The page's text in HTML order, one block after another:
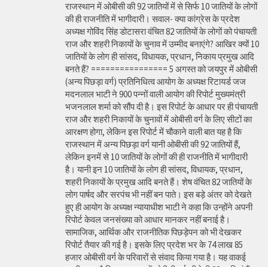
राजस्थान में ओबीसी की 92 जातियों में से सिर्फ 10 जातियों के लोगों
की ही राजनीति में भागीदारी। सवाल- क्या कांग्रेस के प्रदेश
अध्यक्ष गोविंद सिंह डोटासरा वंचित 82 जातियों के लोगों को पंचायती
राज और शहरी निकायों के चुनाव में उम्मीद बनाएंगे? आखिर क्यों 10
जातियों के लोग ही सांसद, विधायक, प्रधान, निकाय प्रमुख आदि
बनते हैं? ================ 5 अगस्त को जयपुर में ओबीसी
(अन्य पिछड़ा वर्ग) प्रतिनिधित्व आयोग के अध्यक्ष रिटायर्ड जज
मदनलाल भाटी ने 900 पन्नों वाली आयोग की रिपोर्ट मुख्यमंत्री
भजनलाल शर्मा को सौंप दी है। इस रिपोर्ट के आधार पर ही पंचायती
राज और शहरी निकायों के चुनावों में ओबीसी वर्ग के लिए सीटों का
आरक्षण होगा, लेकिन इस रिपोर्ट में चौकाने वाली बात यह है कि
राजस्थान में अन्य पिछड़ा वर्ग यानी ओबीसी की 92 जातियों हैं,
लेकिन इनमें से 10 जातियों के लोगों की ही राजनीति में भागीदारी
है। यानी इन 10 जातियों के लोग ही सांसद, विधायक, प्रधान,
शहरी निकायों के प्रमुख आदि बनते हैं। शेष वंचित 82 जातियों के
लोग पार्षद और सरपंच भी नहीं बन पाते। इस बड़े अंतर को देखते
हुए ही आयोग के अध्यक्ष न्यायाधीश भाटी ने कहा कि उन्होंने अपनी
रिपोर्ट केवल जनसंख्या को आधार मानकर नहीं बनाई है।
सामाजिक, आर्थिक और राजनीतिक पिछड़ेपन को भी देखकर
रिपोर्ट तैयार की गई है। इसके लिए प्रदेश भर के 74 लाख 85
हजार ओबीसी वर्ग के परिवारों से संवाद किया गया है। यह वाकई